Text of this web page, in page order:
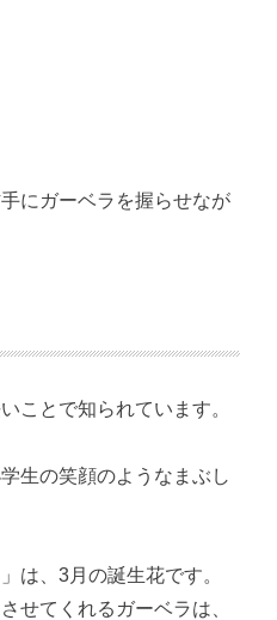
にガーベラを握らせなが
ことで知られています。
生の笑顔のようなまぶし
は、3月の誕生花です。
せてくれるガーベラは、